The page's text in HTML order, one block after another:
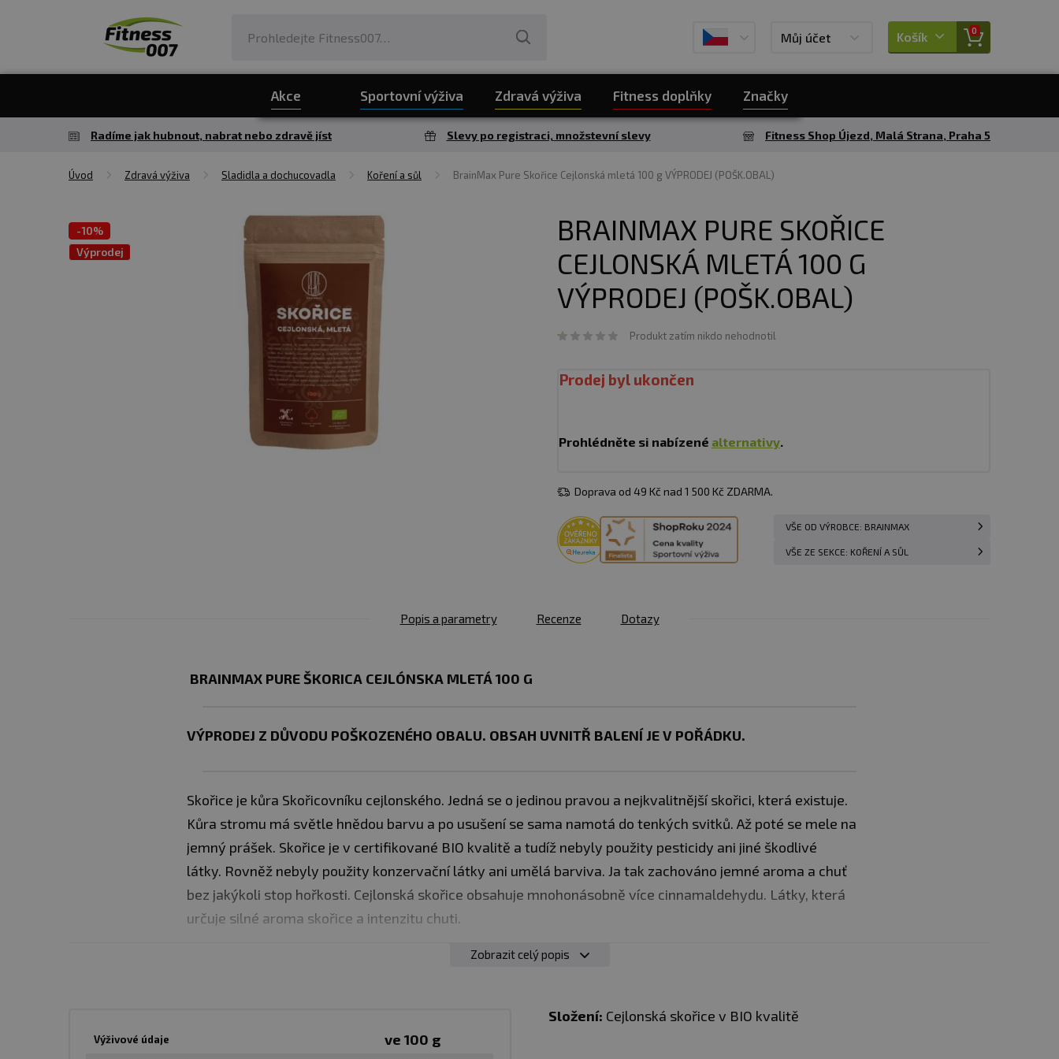
Můj účet Košík 0
Akce Sportovní výživa Zdravá výživa Fitness doplňky Značky
Radíme jak hubnout, nabrat nebo zdravě jíst Slevy po registraci, množstevní slevy Fitness Shop Újezd, Malá Strana, Praha 5
Úvod Zdravá výživa Sladidla a dochucovadla Koření a sůl BrainMax Pure Skořice Cejlonská mletá 100 g VÝPRODEJ (POŠK.OBAL)
-10%
Výprodej
BRAINMAX PURE SKOŘICE
CEJLONSKÁ MLETÁ 100 G
VÝPRODEJ (POŠK.OBAL)
Produkt zatím nikdo nehodnotil
Prodej byl ukončen
Prohlédněte si nabízené alternativy.
Doprava od 49 Kč nad 1 500 Kč ZDARMA.
VŠE OD VÝROBCE: BRAINMAX
VŠE ZE SEKCE: KOŘENÍ A SŮL
Popis a parametry Recenze Dotazy
BRAINMAX PURE ŠKORICA CEJLÓNSKA MLETÁ 100 G
VÝPRODEJ Z DŮVODU POŠKOZENÉHO OBALU. OBSAH UVNITŘ BALENÍ JE V POŘÁDKU.
Skořice je kůra Skořicovníku cejlonského. Jedná se o jedinou pravou a nejkvalitnější skořici, která existuje.
Kůra stromu má světle hnědou barvu a po usušení se sama namotá do tenkých svitků. Až poté se mele na
jemný prášek. Skořice je v certifikované BIO kvalitě a tudíž nebyly použity pesticidy ani jiné škodlivé
látky. Rovněž nebyly použity konzervační látky ani umělá barviva. Ja tak zachováno jemné aroma a chuť
bez jakýkoli stop hořkosti. Cejlonská skořice obsahuje mnohonásobně více cinnamaldehydu. Látky, která
určuje silné aroma skořice a intenzitu chuti.
Zobrazit celý popis
Výživové údaje ve 100 g
Složení: Cejlonská skořice v BIO kvalitě